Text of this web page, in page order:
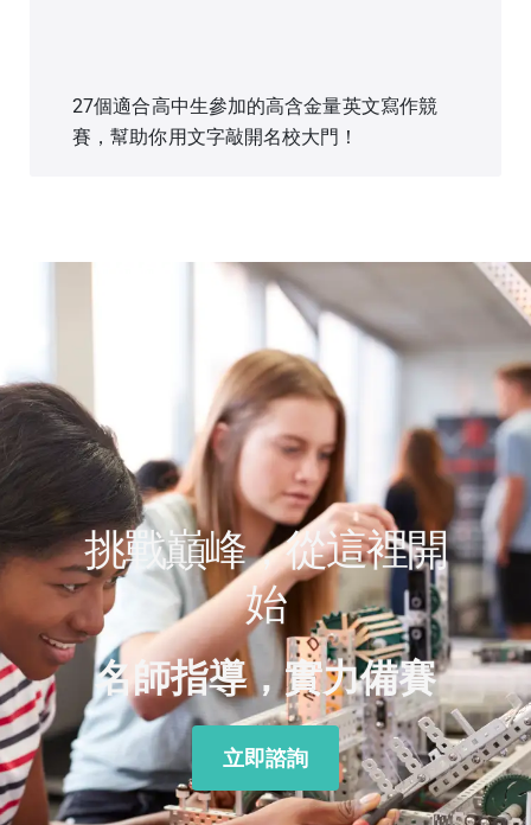
27個適合高中生參加的高含金量英文寫作競
賽，幫助你用文字敲開名校大門！
挑戰巔峰，從這裡開
始
名師指導，實力備賽
立即諮詢